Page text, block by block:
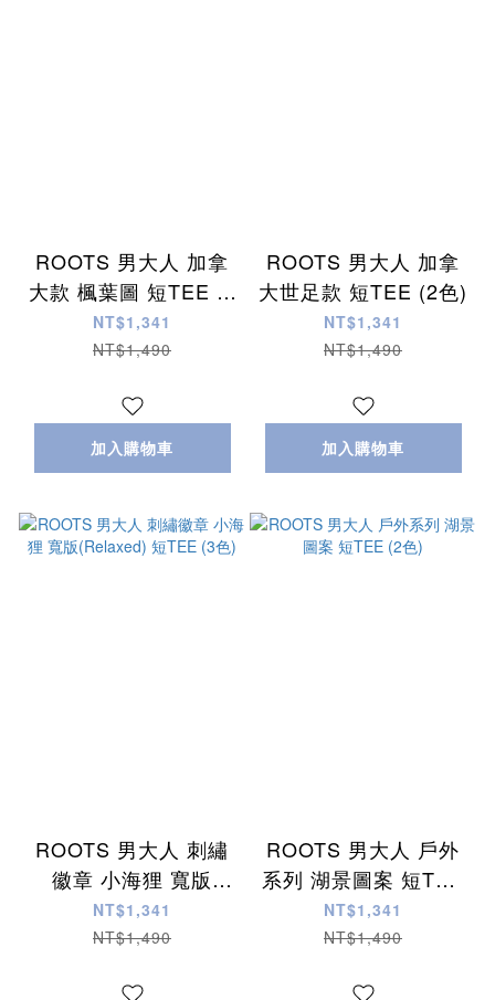
ROOTS 男大人 加拿
大款 楓葉圖 短TEE (2
色)
NT$1,341
NT$1,490
加入購物車
ROOTS 男大人 加拿
大世足款 短TEE (2色)
NT$1,341
NT$1,490
加入購物車
ROOTS 男大人 刺繡
徽章 小海狸 寬版
(Relaxed) 短TEE (3
色)
NT$1,341
NT$1,490
ROOTS 男大人 戶外
系列 湖景圖案 短TEE
(2色)
NT$1,341
NT$1,490